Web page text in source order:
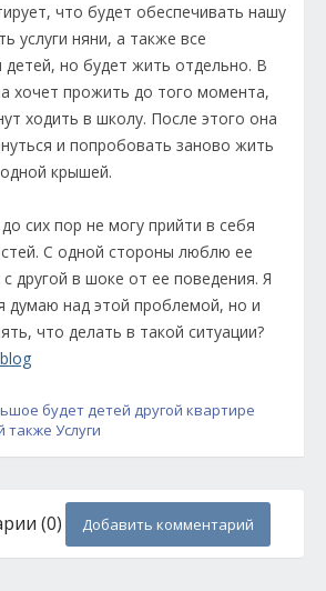
что будет обеспечивать нашу
услуги няни, а также все
но будет жить отдельно. В
хочет прожить до того момента,
ходить в школу. После этого она
и попробовать заново жить
крышей.
сих пор не могу прийти в себя
С одной стороны люблю ее
другой в шоке от ее поведения. Я
думаю над этой проблемой, но и
что делать в такой ситуации?
будет детей другой квартире
также Услуги
(0) Добавить комментарий